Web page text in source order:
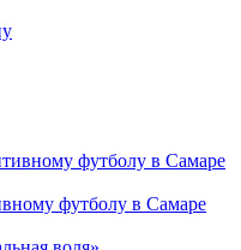
футболу в Самаре